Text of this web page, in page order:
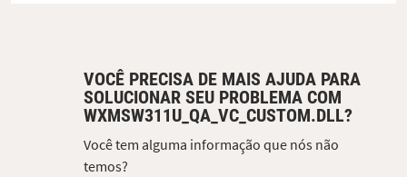
VOCÊ PRECISA DE MAIS AJUDA PARA
SOLUCIONAR SEU PROBLEMA COM
WXMSW311U_QA_VC_CUSTOM.DLL?
Você tem alguma informação que nós não
temos?